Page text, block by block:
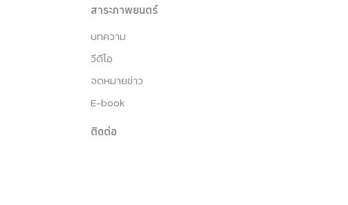
สาระภาพยนตร์
บทความ
วีดีโอ
จดหมายข่าว
E-book
ติดต่อ